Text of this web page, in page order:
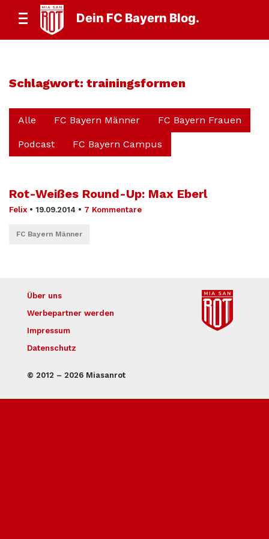
Dein FC Bayern Blog.
Schlagwort: trainingsformen
Alle FC Bayern Männer FC Bayern Frauen
Podcast FC Bayern Campus
Rot-Weißes Round-Up: Max Eberl
Felix • 19.09.2014 • 7 Kommentare
FC Bayern Männer
© 2012 – 2026 Miasanrot
Über uns
Werbepartner werden
Impressum
Datenschutz